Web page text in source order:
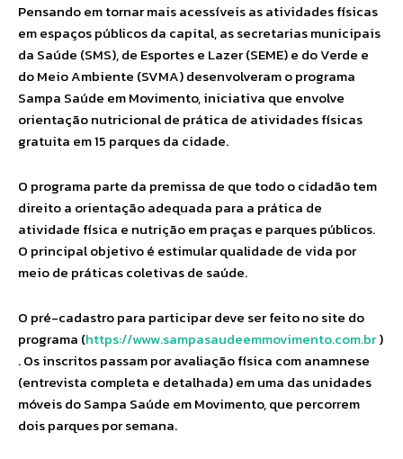
Pensando em tornar mais acessíveis as atividades físicas
em espaços públicos da capital, as secretarias municipais
da Saúde (SMS), de Esportes e Lazer (SEME) e do Verde e
do Meio Ambiente (SVMA) desenvolveram o programa
Sampa Saúde em Movimento, iniciativa que envolve
orientação nutricional de prática de atividades físicas
gratuita em 15 parques da cidade.
O programa parte da premissa de que todo o cidadão tem
direito a orientação adequada para a prática de
atividade física e nutrição em praças e parques públicos.
O principal objetivo é estimular qualidade de vida por
meio de práticas coletivas de saúde.
O pré-cadastro para participar deve ser feito no site do
programa (https://www.sampasaudeemmovimento.com.br)
. Os inscritos passam por avaliação física com anamnese
(entrevista completa e detalhada) em uma das unidades
móveis do Sampa Saúde em Movimento, que percorrem
dois parques por semana.